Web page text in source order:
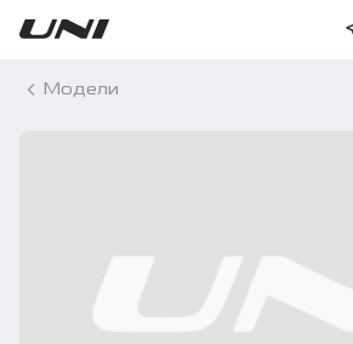
Модели